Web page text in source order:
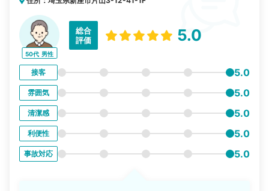
50代 男性
総合
評価
5.0
接客 5.0
雰囲気 5.0
清潔感 5.0
利便性 5.0
事故対応 5.0